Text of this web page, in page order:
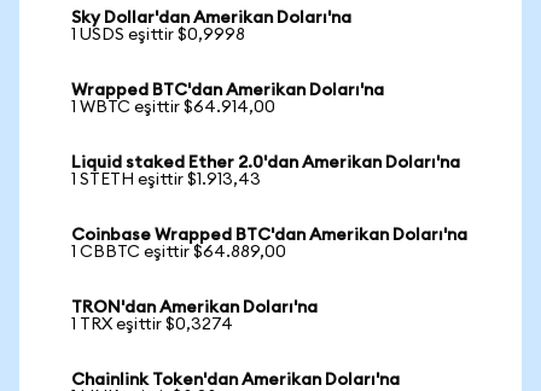
Sky Dollar'dan Amerikan Doları'na
1 USDS eşittir $0,9998
Wrapped BTC'dan Amerikan Doları'na
1 WBTC eşittir $64.914,00
Liquid staked Ether 2.0'dan Amerikan Doları'na
1 STETH eşittir $1.913,43
Coinbase Wrapped BTC'dan Amerikan Doları'na
1 CBBTC eşittir $64.889,00
TRON'dan Amerikan Doları'na
1 TRX eşittir $0,3274
Chainlink Token'dan Amerikan Doları'na